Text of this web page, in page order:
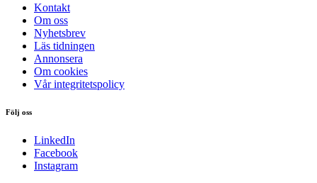
Kontakt
Om oss
Nyhetsbrev
Läs tidningen
Annonsera
Om cookies
Vår integritetspolicy
Följ oss
LinkedIn
Facebook
Instagram